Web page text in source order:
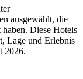
ausgewählt, die
Diese Hotels
Lage und Erlebnis
2026.